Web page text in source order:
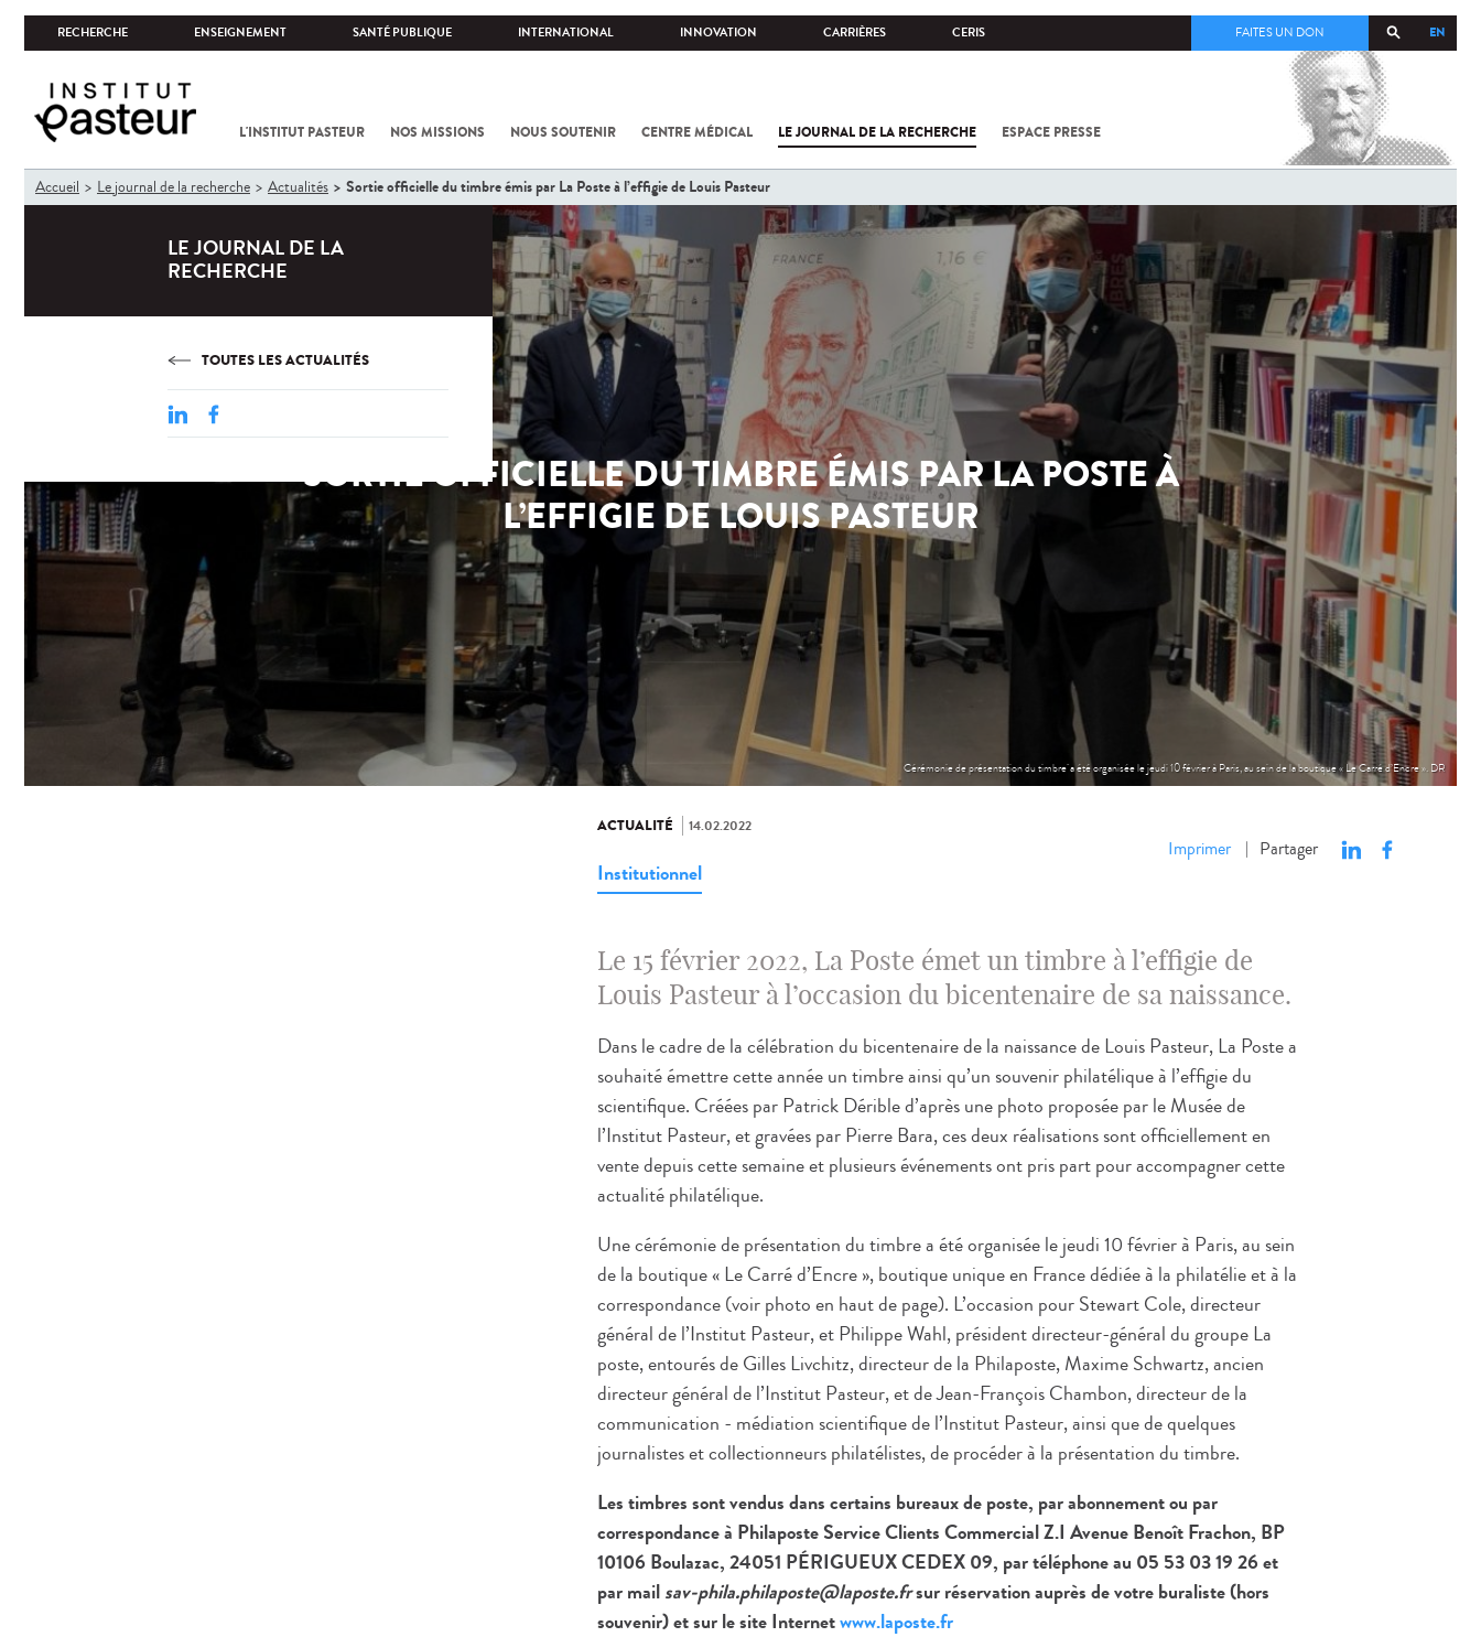
RECHERCHE ENSEIGNEMENT SANTÉ PUBLIQUE INTERNATIONAL INNOVATION CARRIÈRES CERIS EN
FAITES UN DON
L'INSTITUT PASTEUR NOS MISSIONS NOUS SOUTENIR CENTRE MÉDICAL LE JOURNAL DE LA RECHERCHE ESPACE PRESSE
COV-2 /
À
PASTEUR
Vous
êtes
Accueil Le journal de la recherche Actualités Sortie officielle du timbre émis par La Poste à l’effigie de Louis Pasteur
LE JOURNAL DE LA
RECHERCHE
TOUTES LES ACTUALITÉS
SORTIE OFFICIELLE DU TIMBRE ÉMIS PAR LA POSTE À
L’EFFIGIE DE LOUIS PASTEUR
Cérémonie de présentation du timbre a été organisée le jeudi 10 février à Paris, au sein de la boutique « Le Carré d’Encre ». DR
ACTUALITÉ 14.02.2022
Imprimer | Partager
Institutionnel
Le 15 février 2022, La Poste émet un timbre à l’effigie de
Louis Pasteur à l’occasion du bicentenaire de sa naissance.
Dans le cadre de la célébration du bicentenaire de la naissance de Louis Pasteur, La Poste a
souhaité émettre cette année un timbre ainsi qu’un souvenir philatélique à l’effigie du
scientifique. Créées par Patrick Dérible d’après une photo proposée par le Musée de
l’Institut Pasteur, et gravées par Pierre Bara, ces deux réalisations sont officiellement en
vente depuis cette semaine et plusieurs événements ont pris part pour accompagner cette
actualité philatélique.
Une cérémonie de présentation du timbre a été organisée le jeudi 10 février à Paris, au sein
de la boutique « Le Carré d’Encre », boutique unique en France dédiée à la philatélie et à la
correspondance (voir photo en haut de page). L’occasion pour Stewart Cole, directeur
général de l’Institut Pasteur, et Philippe Wahl, président directeur-général du groupe La
poste, entourés de Gilles Livchitz, directeur de la Philaposte, Maxime Schwartz, ancien
directeur général de l’Institut Pasteur, et de Jean-François Chambon, directeur de la
communication - médiation scientifique de l’Institut Pasteur, ainsi que de quelques
journalistes et collectionneurs philatélistes, de procéder à la présentation du timbre.
Les timbres sont vendus dans certains bureaux de poste, par abonnement ou par
correspondance à Philaposte Service Clients Commercial Z.I Avenue Benoît Frachon, BP
10106 Boulazac, 24051 PÉRIGUEUX CEDEX 09, par téléphone au 05 53 03 19 26 et
par mailsav-phila.philaposte@laposte.frsur réservation auprès de votre buraliste (hors
souvenir) et sur le site Internetwww.laposte.fr